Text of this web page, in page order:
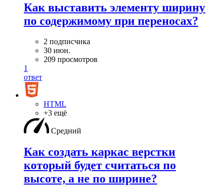
Как выставить элементу ширину
по содержимому при переносах?
2 подписчика
30 июн.
209 просмотров
1
ответ
HTML
+3 ещё
Средний
Как создать каркас верстки
который будет считаться по
высоте, а не по ширине?